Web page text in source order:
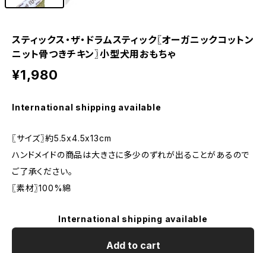
スティックス・ザ・ドラムスティック〖オーガニックコットン
ニット骨つきチキン〗小型犬用おもちゃ
¥1,980
International shipping available
〖サイズ〗約5.5x4.5x13cm
ハンドメイドの商品は大きさに多少のずれが出ることがあるので
ご了承ください。
〖素材〗100%綿
International shipping available
Add to cart